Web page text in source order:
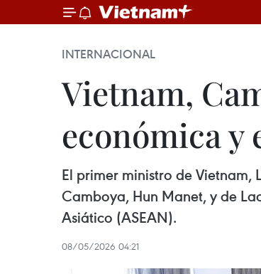
INTERNACIONAL
Vietnam,
económica y
El primer ministro de Vietnam,
Camboya, Hun Manet, y de
Asiático (ASEAN).
08/05/2026 04:21